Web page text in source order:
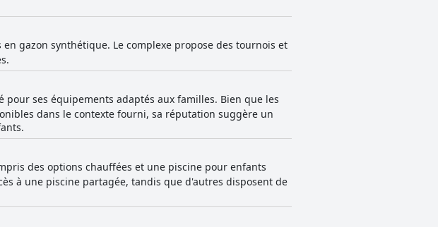
gazon synthétique. Le complexe propose des tournois et
ses équipements adaptés aux familles. Bien que les
dans le contexte fourni, sa réputation suggère un
des options chauffées et une piscine pour enfants
à une piscine partagée, tandis que d'autres disposent de